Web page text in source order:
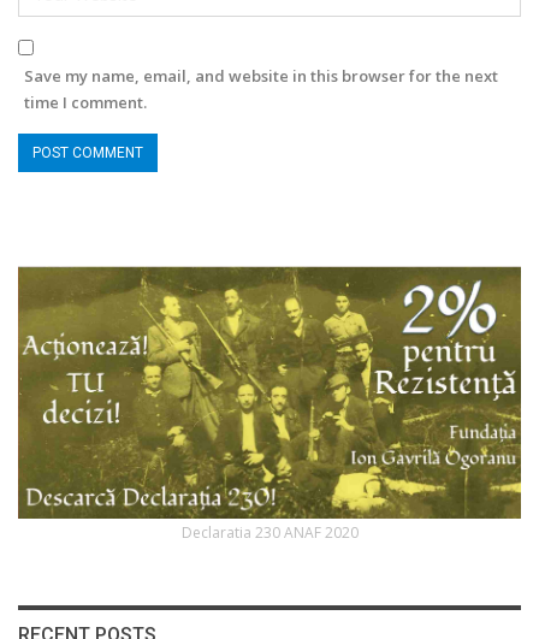
Save my name, email, and website in this browser for the next
time I comment.
Declaratia 230 ANAF 2020